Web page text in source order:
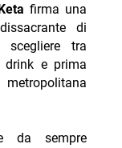
firma una
di
tra
drink e prima
da sempre